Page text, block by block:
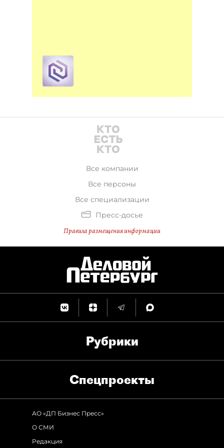
Все компании
Все персоны
Все специализации
Пресс-досье
Правила размещения информации
Рубрики
Спец­проекты
АО «ДП Бизнес Пресс»
О СМИ
Редакция